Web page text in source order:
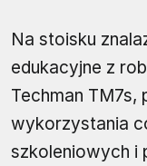
Na stoisku
edukacyjne z
Techman TM7s,
wykorzystania
szkoleniowych i